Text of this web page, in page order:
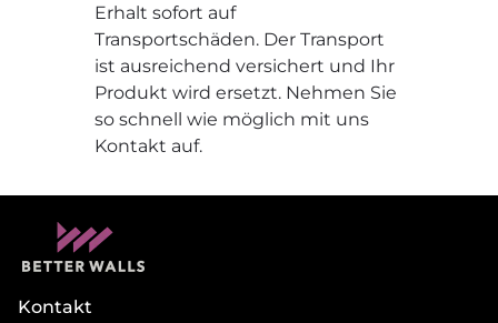
Erhalt sofort auf
Transportschäden. Der Transport
ist ausreichend versichert und Ihr
Produkt wird ersetzt. Nehmen Sie
so schnell wie möglich mit uns
Kontakt auf.
Kontakt